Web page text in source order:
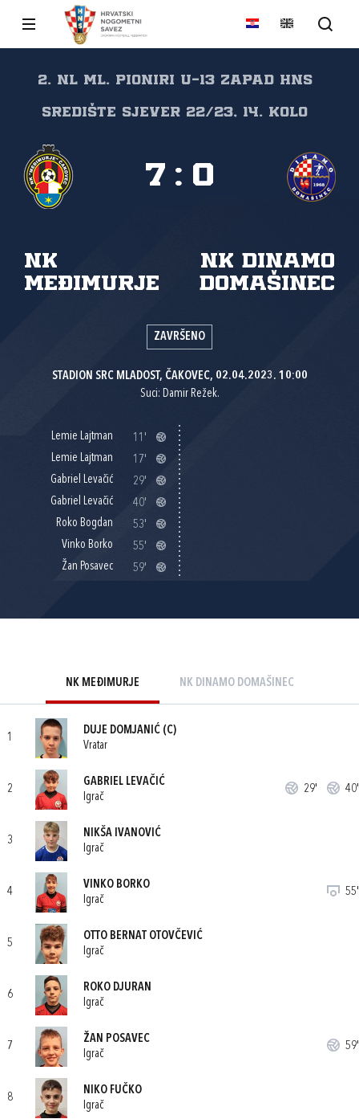
2. NL ML. PIONIRI U-13 ZAPAD HNS
SREDIŠTE SJEVER 22/23, 14. kolo
NK
Međimurje
NK Dinamo
Domašinec
7 : 0
ZAVRŠENO
STADION SRC MLADOST, ČAKOVEC, 02.04.2023. 10:00
Suci: Damir Režek.
Lemie Lajtman
11'
Lemie Lajtman
17'
Gabriel Levačić
29'
Gabriel Levačić
40'
Roko Bogdan
53'
Vinko Borko
55'
Žan Posavec
59'
NK MEĐIMURJE NK DINAMO DOMAŠINEC
1
DUJE DOMJANIĆ (C)
Vratar
2
GABRIEL LEVAČIĆ
Igrač
29' 40'
3
NIKŠA IVANOVIĆ
Igrač
4
VINKO BORKO
Igrač
55'
5
OTTO BERNAT OTOVČEVIĆ
Igrač
6
ROKO DJURAN
Igrač
7
ŽAN POSAVEC
Igrač
59'
8
NIKO FUČKO
Igrač